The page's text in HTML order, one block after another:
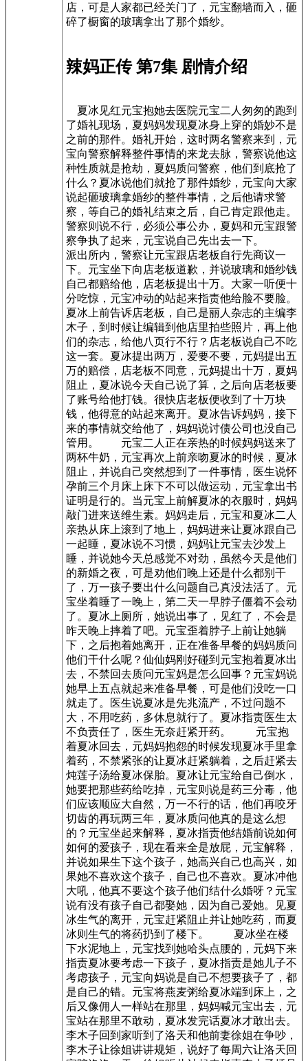
店，可是人家都已经关门了，元宝翻墙而入，砸
碎了橱窗的玻璃拿出了那个婚纱。
辣妈正传 第7集 剧情介绍
夏冰见红元宝抱她去医院元宝二人匆匆的跑到
了婚礼现场，夏妈妈发现夏冰身上穿的婚妙不是
之前的那件。婚礼开始，这时两名警察来到，元
宝向警察解释整件事情的来龙去脉，警察说他这
种性质就是抢劫，夏妈质问警察，他们到底抢了
什么？夏冰说他们就抢了那件婚纱，元宝向大家
说起砸玻璃拿婚纱的整件事情，之后他请求警
察，等自己的婚礼结束之后，自己肯定跟他走。
警察则说不行，必须公事公办，夏妈和元宝跟警
察争执了起来，元宝说自己先出去一下。
派出所内，警察让元宝跟店老板自行先商议一
下。元宝坐下向店老板道歉，并说玻璃和婚纱钱
自己都赔给他，店老板提出十万。大家一听便十
分吃惊，元宝冲动的站起来指责他给脸不要脸。
夏冰上前告诉店老板，自己是丽人杂志的主编李
木子，到时候让编辑到他店里拍些照片，再上他
们的杂志，给他八页行不行？店老板说自己不吃
这一套。夏冰提出两万，爱要不要，元妈提出五
万的赔偿，店老板不同意，元妈提出十万，夏妈
阻止，夏冰说今天自己说了算，之后向店老板要
了账号给他打钱。很快店老板便收到了十万块
钱，他得意的站起来离开。夏冰告诉妈妈，接下
来的事情就交给他了，妈妈说讨债公司也没自己
管用。 元宝二人正在亲热的时候妈妈送来了
两杯牛奶，元宝再次上前亲吻夏冰的时候，夏冰
阻止，并说自己突然想到了一件事情，医生说怀
孕前三个月床上床下不可以做运动，元宝拿出书
证明是行的。当元宝上前解夏冰的衣服时，妈妈
敲门进来送维生素。妈妈走后，元宝和夏冰二人
亲热从床上滚到了地上，妈妈进来让夏冰跟自己
一起睡，夏冰说不习惯，妈妈让元宝去沙发上
睡，并说她今天总感觉不对劲，虽然今天是他们
的新婚之夜，可是劝他们晚上还是什么都别干
了，万一孩子要出什么问题自己真没法活了。元
宝坐着睡了一晚上，第二天一早脖子僵着不会动
了。夏冰上厕所，她说出事了，见红了，不会是
昨天晚上摔着了吧。元宝歪着脖子上前让她躺
下，之后抱着她离开，正在准备早餐的妈妈质问
他们干什么呢？仙仙妈刚好碰到元宝抱着夏冰出
去，不禁回去质问元宝妈是怎么回事？元宝妈说
她早上五点就起来准备早餐，可是他们没吃一口
就走了。医生说夏冰是先兆流产，不过问题不
大，不用吃药，多休息就行了。夏冰指责医生太
不负责任了，医生无奈赶紧开药。 元宝抱
着夏冰回去，元妈妈抱怨的时候发现夏冰手里拿
着药，不禁紧张的让夏冰赶紧躺着，之后赶紧去
炖莲子汤给夏冰保胎。夏冰让元宝给自己倒水，
她要把那些药给吃掉，元宝则说是药三分毒，他
们应该顺应大自然，万一不行的话，他们再咬牙
切齿的再玩两三年，夏冰质问他真的是这么想
的？元宝坐起来解释，夏冰指责他结婚前说如何
如何的爱孩子，现在看来全是放屁，元宝解释，
并说如果生下这个孩子，她高兴自己也高兴，如
果她不喜欢这个孩子，自己也不喜欢。夏冰冲他
大吼，他真不要这个孩子他们结什么婚呀？元宝
说有没有孩子自己都娶她，因为自己爱她。见夏
冰生气的离开，元宝赶紧阻止并让她吃药，而夏
冰则生气的将药扔到了楼下。 夏冰坐在楼
下水泥地上，元宝找到她哈头点腰的，元妈下来
指责夏冰要考虑一下孩子，夏冰指责是她儿子不
考虑孩子，元宝向妈说是自己不想要孩子了，都
是自己的错。元宝将燕麦粥给夏冰端到床上，之
后又像佣人一样站在那里，妈妈喊元宝出去，元
宝站在那里不敢动，夏冰发完话夏冰才敢出去。
李木子回到家听到了洛天和他前妻徐姐在争吵，
李木子让徐姐讲讲规矩，说好了每周六让洛天回